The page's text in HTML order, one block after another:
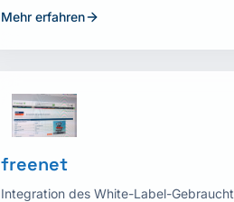
Mehr erfahren
freenet
Integration des White-Label-